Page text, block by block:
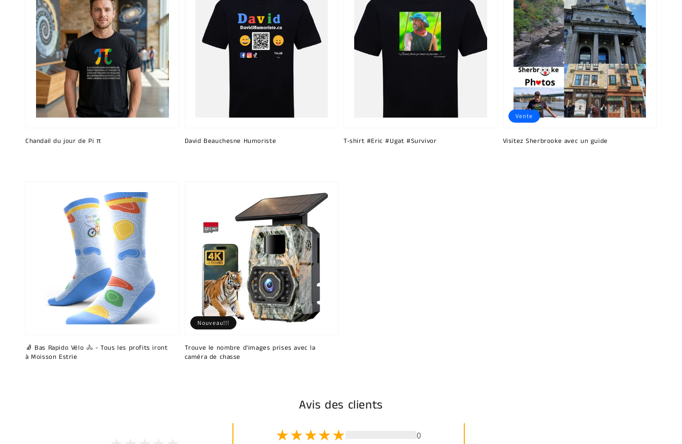
Chandail du jour de Pi π David Beauchesne Humoriste T-shirt #Eric #Ugat #Survivor Visitez Sherbrooke avec un guide
Vente
🧦 Bas Rapido Vélo 🚴 - Tous les profits iront
à Moisson Estrie
Trouve le nombre d'images prises avec la
caméra de chasse
Nouveau!!!
Avis des clients
0